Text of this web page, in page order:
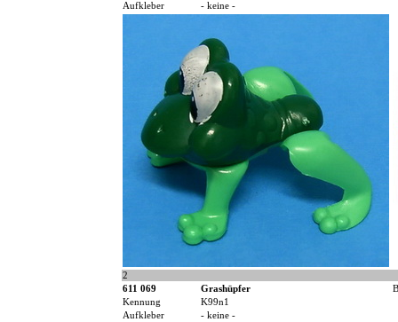
Aufkleber
- keine -
2
611 069
Grashüpfer
Kennung
K99n1
Aufkleber
- keine -